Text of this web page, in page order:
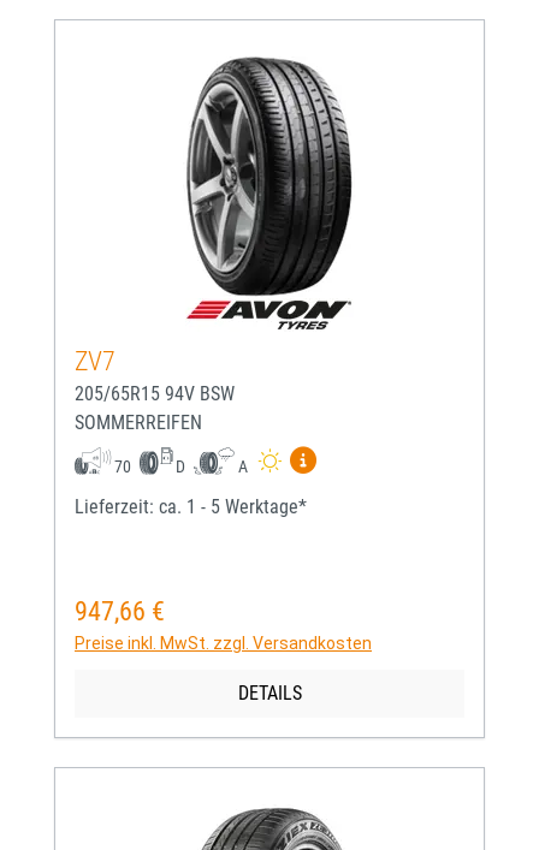
ZV7
205/65R15 94V BSW
SOMMERREIFEN
70 D A
Mehr Informationen zum
Lieferzeit: ca. 1 - 5 Werktage*
Regulärer Preis:
947,66 €
Preise inkl. MwSt. zzgl. Versandkosten
DETAILS